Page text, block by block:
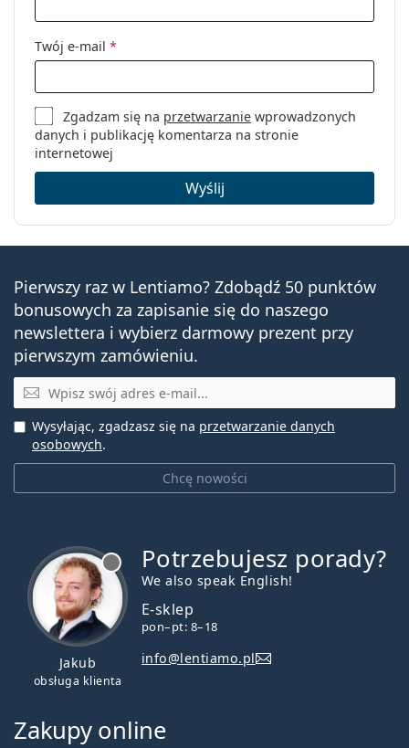
Płeć:
Kategoria:
Kod:
8827/V BLX 17 57
Twój e-mail *
Zgadzam się na przetwarzanie wprowadzonych
danych i publikację komentarza na stronie
internetowej
Wyślij
Pierwszy raz w Lentiamo? Zdobądź 50 punktów
bonusowych za zapisanie się do naszego
newslettera i wybierz darmowy prezent przy
pierwszym zamówieniu.
E-mail
Chcę nowości
Wysyłając, zgadzasz się na przetwarzanie danych
osobowych.
Jakub
obsługa klienta
Potrzebujesz porady?
We also speak English!
E-sklep
pon–pt: 8–18
info@lentiamo.pl
Zakupy online